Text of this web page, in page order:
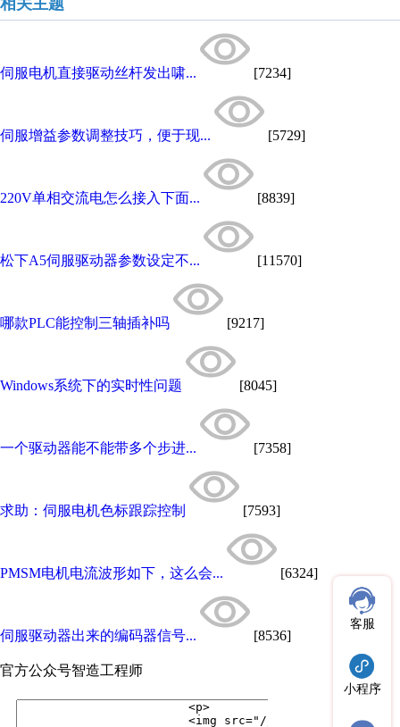
相关主题
伺服电机直接驱动丝杆发出啸... [7234]
伺服增益参数调整技巧，便于现... [5729]
220V单相交流电怎么接入下面... [8839]
松下A5伺服驱动器参数设定不... [11570]
哪款PLC能控制三轴插补吗 [9217]
Windows系统下的实时性问题 [8045]
一个驱动器能不能带多个步进... [7358]
求助：伺服电机色标跟踪控制 [7593]
PMSM电机电流波形如下，这么会... [6324]
伺服驱动器出来的编码器信号... [8536]
官方公众号智造工程师
客服
小程序